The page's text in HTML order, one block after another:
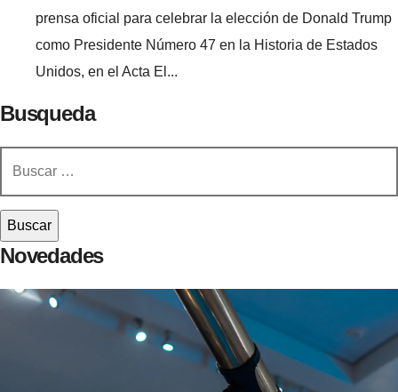
prensa oficial para celebrar la elección de Donald Trump
como Presidente Número 47 en la Historia de Estados
Unidos, en el Acta El...
Busqueda
Novedades